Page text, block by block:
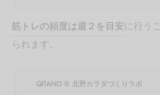
筋トレの頻度は週２を目安に行う
られます。
QITANO ® 北野カラダづくりラボ